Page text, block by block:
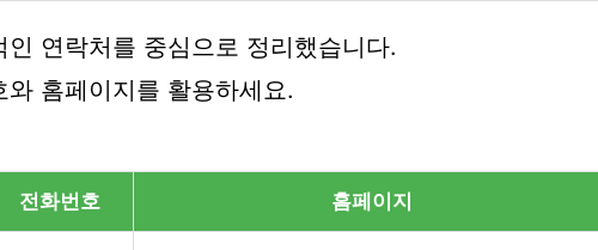
연락처를 중심으로 정리했습니다.
홈페이지를 활용하세요.
전화번호 홈페이지